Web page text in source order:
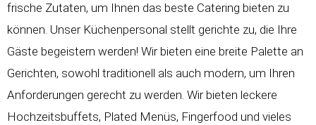
frische Zutaten, um Ihnen das beste Catering bieten zu
können. Unser Küchenpersonal stellt gerichte zu, die Ihre
Gäste begeistern werden! Wir bieten eine breite Palette an
Gerichten, sowohl traditionell als auch modern, um Ihren
Anforderungen gerecht zu werden. Wir bieten leckere
Hochzeitsbuffets, Plated Menüs, Fingerfood und vieles